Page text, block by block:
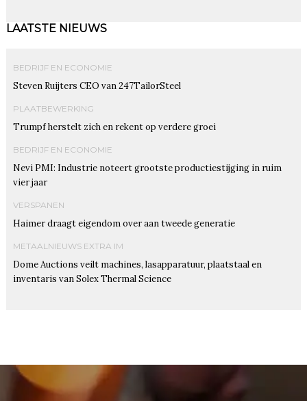
LAATSTE NIEUWS
BEDRIJF EN ECONOMIE
Steven Ruijters CEO van 247TailorSteel
PLAATBEWERKING
Trumpf herstelt zich en rekent op verdere groei
BEDRIJF EN ECONOMIE
Nevi PMI: Industrie noteert grootste productiestijging in ruim
vier jaar
VERSPANEN
Haimer draagt eigendom over aan tweede generatie
METAALNIEUWS EXTRA IM
Dome Auctions veilt machines, lasapparatuur, plaatstaal en
inventaris van Solex Thermal Science